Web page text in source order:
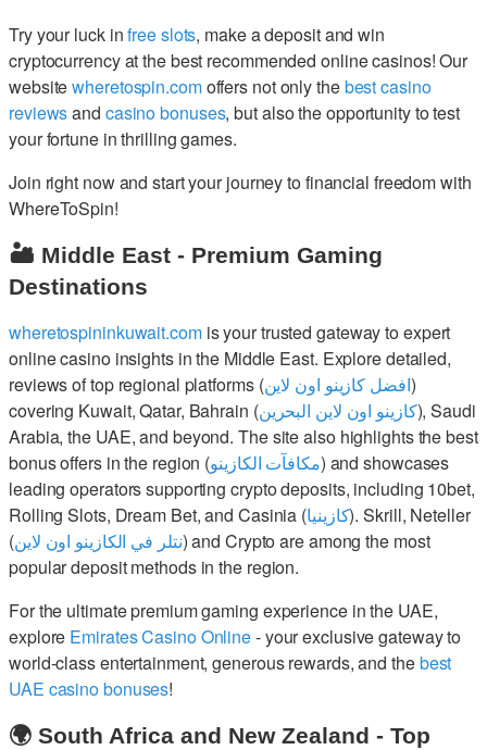
Try your luck infree slots, make a deposit and win
cryptocurrency at the best recommended online casinos! Our
websitewheretospin.comoffers not only thebest casino
reviewsand casino bonuses, but also the opportunity to test
your fortune in thrilling games.
Join right now and start your journey to financial freedom with
WhereToSpin!
🏜️ Middle East - Premium Gaming
Destinations
wheretospininkuwait.comis your trusted gateway to expert
online casino insights in the Middle East. Explore detailed,
reviews of top regional platforms (افضل كازينو اون لاين)
covering Kuwait, Qatar, Bahrain (كازينو اون لاين البحرين), Saudi
Arabia, the UAE, and beyond. The site also highlights the best
bonus offers in the region (مكافآت الكازينو) and showcases
leading operators supporting crypto deposits, including 10bet,
Rolling Slots, Dream Bet, and Casinia (كازينيا). Skrill, Neteller
(نتلر في الكازينو اون لاين) and Crypto are among the most
popular deposit methods in the region.
For the ultimate premium gaming experience in the UAE,
explore Emirates Casino Online- your exclusive gateway to
world-class entertainment, generous rewards, and thebest
UAE casino bonuses!
🌍 South Africa and New Zealand - Top